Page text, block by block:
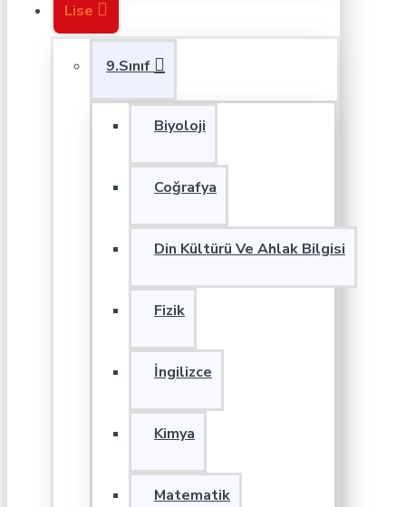
Lise
9.Sınıf
Biyoloji
Coğrafya
Din Kültürü Ve Ahlak Bilgisi
Fizik
İngilizce
Kimya
Matematik